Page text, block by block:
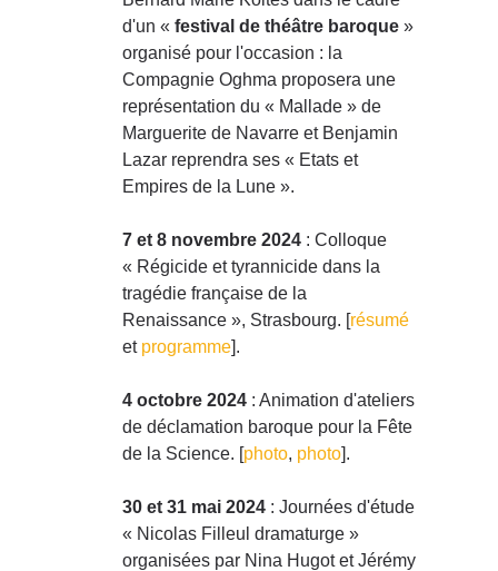
d'un «festival de théâtre baroque »
organisé pour l'occasion : la
Compagnie Oghma proposera une
représentation du « Mallade » de
Marguerite de Navarre et Benjamin
Lazar reprendra ses « Etats et
Empires de la Lune ».
7 et 8 novembre 2024 : Colloque
« Régicide et tyrannicide dans la
tragédie française de la
Renaissance », Strasbourg. [résumé
et programme].
4 octobre 2024 : Animation d'ateliers
de déclamation baroque pour la Fête
de la Science. [photo, photo].
30 et 31 mai 2024 : Journées d'étude
« Nicolas Filleul dramaturge »
organisées par Nina Hugot et Jérémy